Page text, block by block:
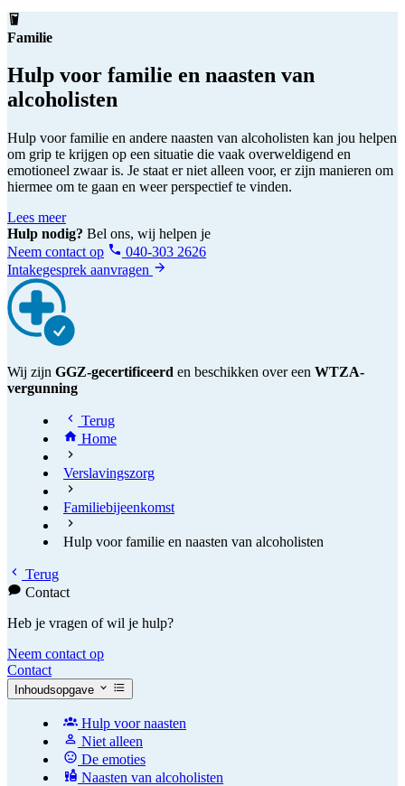
Familie
Hulp voor familie en naasten van
alcoholisten
Hulp voor familie en andere naasten van alcoholisten kan jou helpen
om grip te krijgen op een situatie die vaak overweldigend en
emotioneel zwaar is. Je staat er niet alleen voor, er zijn manieren om
hiermee om te gaan en weer perspectief te vinden.
Lees meer
Hulp nodig? Bel ons, wij helpen je
Neem contact op
040-303 2626
Intakegesprek aanvragen
Wij zijn GGZ-gecertificeerd en beschikken over een WTZA-
vergunning
Terug
Home
Verslavingszorg
Familiebijeenkomst
Hulp voor familie en naasten van alcoholisten
Terug
Contact
Heb je vragen of wil je hulp?
Neem contact op
Contact
Inhoudsopgave
Hulp voor naasten
Niet alleen
De emoties
Naasten van alcoholisten